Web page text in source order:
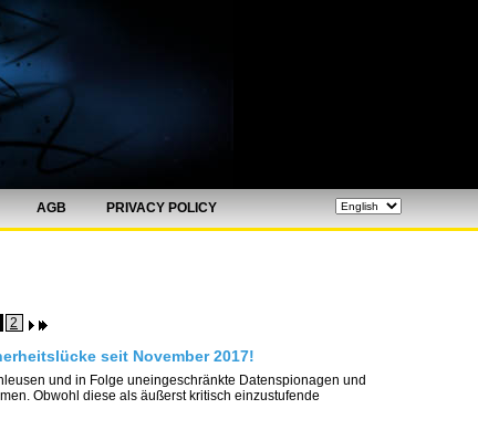
AGB PRIVACY POLICY
2
seit November 2017!
und in Folge uneingeschränkte Datenspionagen und
Obwohl diese als äußerst kritisch einzustufende